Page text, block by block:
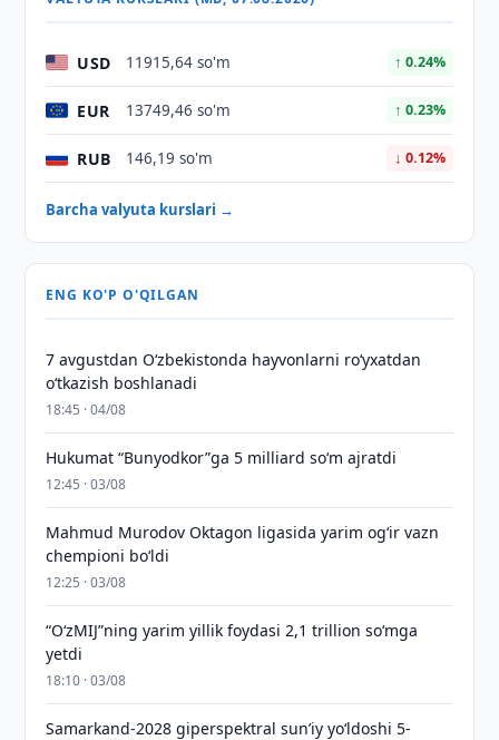
USD 11915,64 so'm ↑ 0.24%
EUR 13749,46 so'm ↑ 0.23%
RUB 146,19 so'm ↓ 0.12%
Barcha valyuta kurslari →
ENG KO'P O'QILGAN
7 avgustdan O‘zbekistonda hayvonlarni ro‘yxatdan
o‘tkazish boshlanadi
18:45 · 04/08
Hukumat “Bunyodkor”ga 5 milliard so‘m ajratdi
12:45 · 03/08
Mahmud Murodov Oktagon ligasida yarim og‘ir vazn
chempioni bo‘ldi
12:25 · 03/08
“O‘zMIJ”ning yarim yillik foydasi 2,1 trillion so‘mga
yetdi
18:10 · 03/08
Samarkand-2028 giperspektral sun’iy yo‘ldoshi 5-